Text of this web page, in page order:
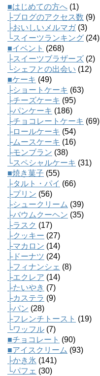
■はじめての方へ (1)
├ブログのアクセス数 (9)
├おいしいメルマガ(3)
└スイーツランキング (24)
■イベント (268)
├スイーツブラザーズ (2)
└シェフとの出会い (12)
■ケーキ (49)
├ショートケーキ (63)
├チーズケーキ (95)
├パンケーキ (186)
├チョコレートケーキ (69)
├ロールケーキ (54)
├ムースケーキ (16)
├モンブラン (38)
└スペシャルケーキ (31)
■焼き菓子 (55)
├タルト・パイ (66)
├プリン (56)
├シュークリーム (39)
├バウムクーヘン (35)
├ラスク (17)
├クッキー (27)
├マカロン (14)
├ドーナツ (24)
├フィナンシェ (8)
├エクレア (14)
├たいやき (7)
├カステラ (9)
├パン (28)
├フレンチトースト (19)
└ワッフル (7)
■チョコレート (90)
■アイスクリーム (93)
├かき氷 (141)
└パフェ (30)